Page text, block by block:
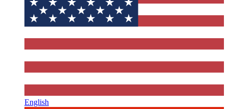
English